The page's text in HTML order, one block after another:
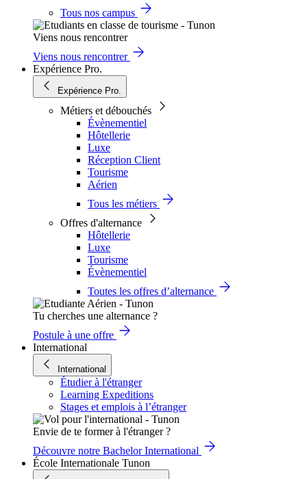
Tous nos campus
Viens nous rencontrer
Viens nous rencontrer
Expérience Pro.
Expérience Pro.
Métiers et débouchés
Évènementiel
Hôtellerie
Luxe
Réception Client
Tourisme
Aérien
Tous les métiers
Offres d'alternance
Hôtellerie
Luxe
Tourisme
Évènementiel
Toutes les offres d’alternance
Tu cherches une alternance ?
Postule à une offre
International
International
Étudier à l'étranger
Learning Expeditions
Stages et emplois à l’étranger
Envie de te former à l'étranger ?
Découvre notre Bachelor International
École Internationale Tunon